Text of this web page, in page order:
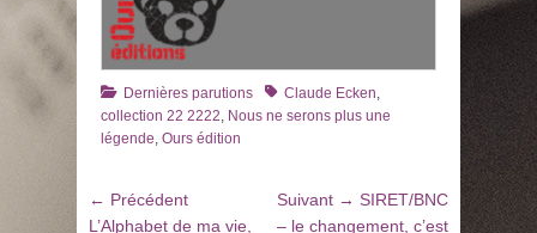
Catégories
Dernières parutions TagsClaude Ecken
collection 22 2222 Nous ne serons plus une
légende Ours édition
Navigation
de
← PrécédentArticle
précédent
L’Alphabet de ma vie,
Suivant → Article
suivant
SIRET/BNC
– le changement, c’est